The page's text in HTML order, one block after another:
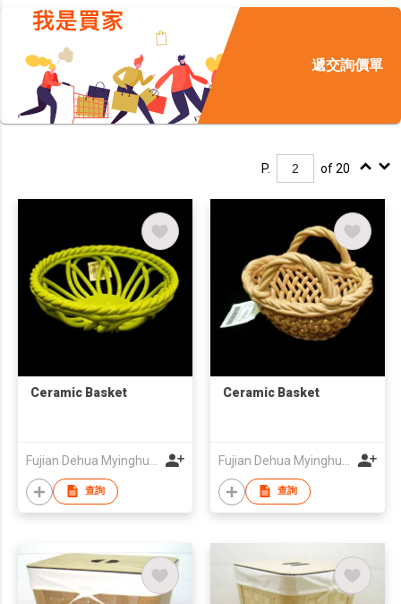
遞交詢價單
P. of 20
Ceramic Basket
查詢
Ceramic Basket
查詢